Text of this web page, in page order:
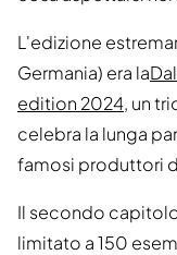
L'edizione
Germania) era la
edition 2024, un
celebra la lunga
famosi produttori
Il secondo
limitato a 150